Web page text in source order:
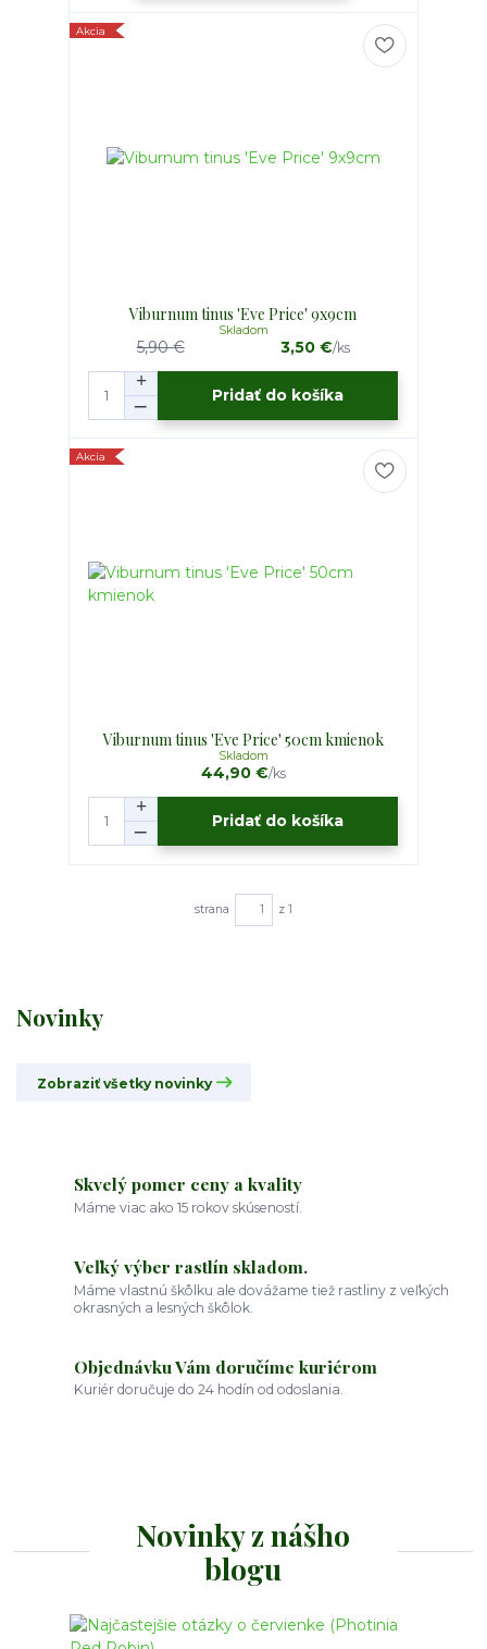
Novinky
Zobraziť všetky novinky
Akcia
Viburnum tinus 'Eve Price' 9x9cm
5,90 € 3,50 €/ks
Skladom
Pridať do košíka
Akcia
Viburnum tinus 'Eve Price' 50cm kmienok
44,90 €/ks
Skladom
Pridať do košíka
strana z 1
Skvelý pomer ceny a kvality
Máme viac ako 15 rokov skúseností.
Veľký výber rastlín skladom.
Máme vlastnú škôlku ale dovážame tiež rastliny z veľkých
okrasných a lesných škôlok.
Objednávku Vám doručíme kuriérom
Kuriér doručuje do 24 hodín od odoslania.
Novinky z nášho
blogu